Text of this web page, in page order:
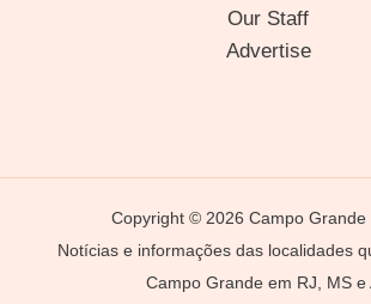
Our Staff
Advertise
Copyright © 2026 Campo Grande
Notícias e informações das localidades
Campo Grande em RJ, MS e